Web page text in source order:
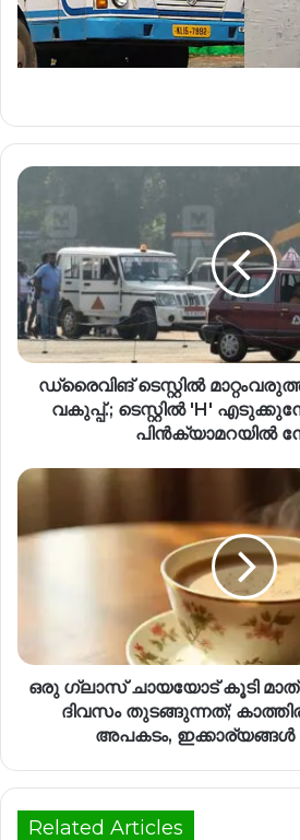
ഡ്രൈവിങ് ടെസ്റ്റിൽ
വകുപ്പ്.; ടെസ്റ്റിൽ 'H'
പിൻക്യാമറയിൽ
ഒരു ഗ്ലാസ് ചായയോട് കൂടി
ദിവസം തുടങ്ങുന്നത്;
അപകടം, ഇക്കാര്യങ്ങൾ
Related Articles